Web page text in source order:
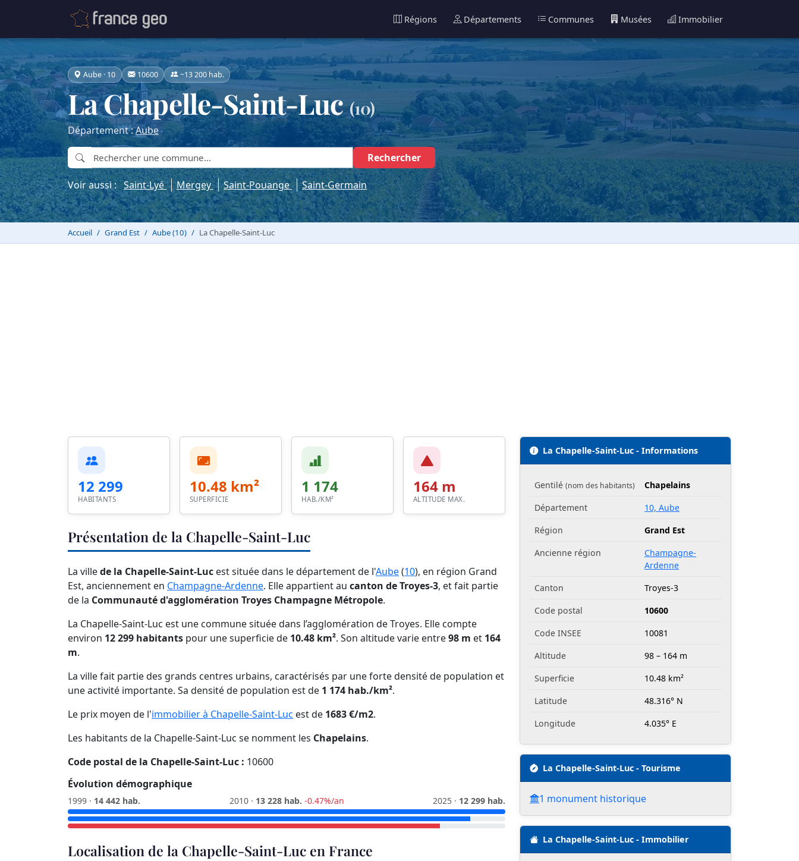
Régions Départements Communes Musées Immobilier
Aube · 10 10600 ~13 200 hab.
La Chapelle-Saint-Luc(10)
Département :Aube
Rechercher
Voir aussi :Saint-Lyé Mergey Saint-Pouange Saint-Germain
Accueil Grand Est Aube (10) La Chapelle-Saint-Luc
12 299
HABITANTS
10.48 km²
SUPERFICIE
1 174
HAB./KM²
164 m
ALTITUDE MAX.
Présentation de la Chapelle-Saint-Luc
La villede la Chapelle-Saint-Luc est située dans le département de l'Aube(10), en région Grand
Est, anciennement en Champagne-Ardenne. Elle appartient au canton de Troyes-3, et fait partie
de la Communauté d'agglomération Troyes Champagne Métropole.
La Chapelle-Saint-Luc est une commune située dans l’agglomération de Troyes. Elle compte
environ 12 299 habitants pour une superficie de 10.48 km². Son altitude varie entre98 m et 164
m.
La ville fait partie des grands centres urbains, caractérisés par une forte densité de population et
une activité importante. Sa densité de population est de 1 174 hab./km².
Le prix moyen de l'immobilier à Chapelle-Saint-Luc est de 1683 €/m2.
Les habitants de la Chapelle-Saint-Luc se nomment les Chapelains.
Code postal de la Chapelle-Saint-Luc : 10600
Évolution démographique
1999 · 14 442 hab. 2010 · 13 228 hab. -0.47%/an 2025 · 12 299 hab.
Localisation de la Chapelle-Saint-Luc en France
La Chapelle-Saint-Luc - Informations
Gentilé (nom des habitants)
Chapelains
Département
10, Aube
Région
Grand Est
Ancienne région
Champagne-
Ardenne
Canton
Troyes-3
Code postal
10600
Code INSEE
10081
Altitude
98 – 164 m
Superficie
10.48 km²
Latitude
48.316° N
Longitude
4.035° E
La Chapelle-Saint-Luc - Tourisme
1 monument historique
La Chapelle-Saint-Luc - Immobilier